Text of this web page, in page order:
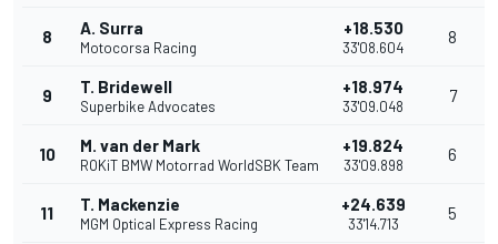
8 A. Surra
Motocorsa Racing
+18.530
33'08.604
8
9 T. Bridewell
Superbike Advocates
+18.974
33'09.048
7
10 M. van der Mark
ROKiT BMW Motorrad WorldSBK Team
+19.824
33'09.898
6
11 T. Mackenzie
MGM Optical Express Racing
+24.639
33'14.713
5